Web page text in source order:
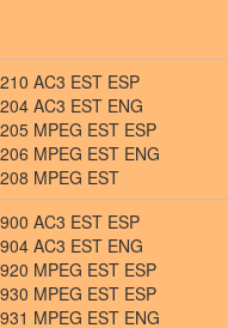
AC3 EST ESP
AC3 EST ENG
MPEG EST ESP
MPEG EST ENG
MPEG EST
AC3 EST ESP
AC3 EST ENG
MPEG EST ESP
MPEG EST ESP
MPEG EST ENG